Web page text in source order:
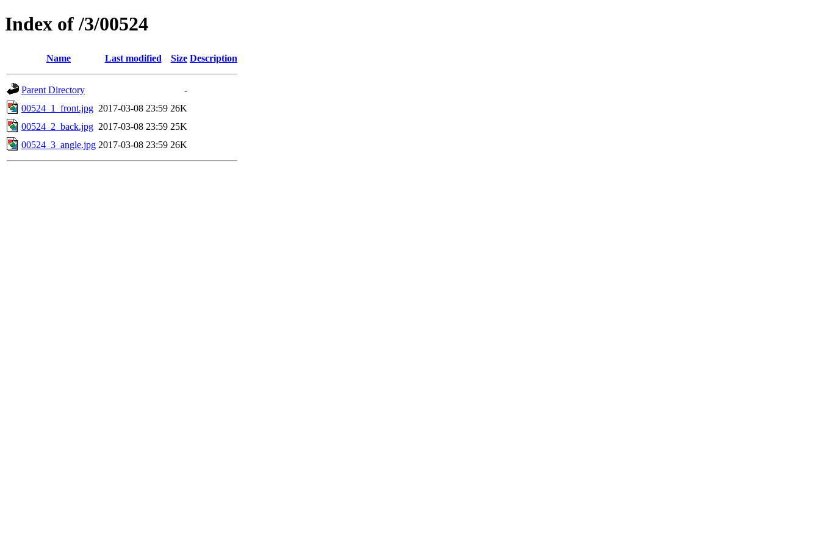
Index of /3/00524
Name Last modified Size Description
Parent Directory
-
00524_1_front.jpg 2017-03-08 23:59 26K
00524_2_back.jpg 2017-03-08 23:59 25K
00524_3_angle.jpg 2017-03-08 23:59 26K